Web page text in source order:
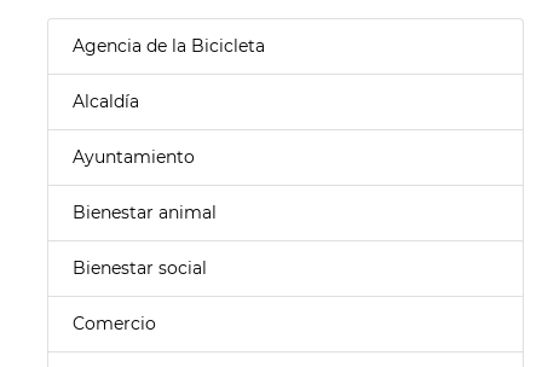
Agencia de la Bicicleta
Alcaldía
Ayuntamiento
Bienestar animal
Bienestar social
Comercio